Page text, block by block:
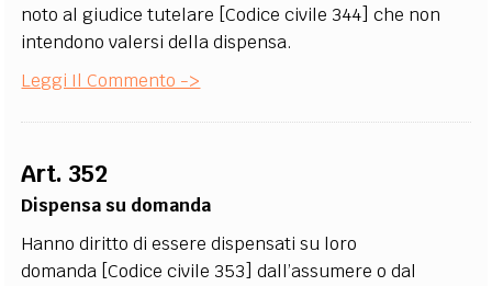
noto al giudice tutelare [Codice civile 344] che non
intendono valersi della dispensa.
Leggi Il Commento ->
Art. 352
Dispensa su domanda
Hanno diritto di essere dispensati su loro
domanda [Codice civile 353] dall’assumere o dal